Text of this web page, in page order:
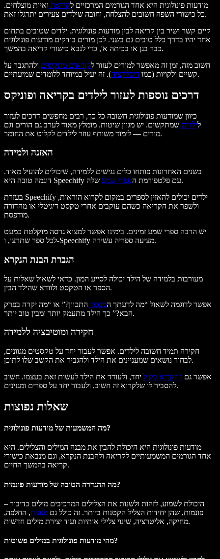
מודעות פונולוגית היא אחד הגורמים המרכזיים לקריאה ואיות מוצלחים.
כל כישורי השפה חשובים להצלחה, וחובה שילדים צעירים יתרגלו זאת.
קיים קשר ישיר בין קריאה לבין מודעות פונולוגית. ילדים שטובים בתחום
אחד יהיו בדרך כלל טובים גם בשני. לכן מורים בודקים מודעות פונולוגית
כבר בגן או בכיתה א', כדי לנבא כישורי קריאה בהמשך.
חשוב מזה, זמן זה מאפשר למורים לעזור לקוראים מתקשים ולהתגבר על
קשיים ולקויות (כמו דיסלקציה ). זה יעיל במיוחד ללומדים שמיעתיים.
דרכים נוספות לעזור לילדים בקריאה ופוניקס
כיוון שמודעות פונולוגית חשובה כל כך, רבים מחפשים דרכים לעזור
לילדים שמתקשים. יש מגוון שיטות. מומלץ מאוד לערב גם הורים וגם
מורים — לימוד משותף עוזר לילדים לקלוט את החומר.
האזנה ולמידה
בשנים האחרונות פותחו כלים נגישים ללמידה, שיכולים להועיל מאוד.
דוגמה טובה היא Speechify עם פלטפורמת הספרי שמע
שלה.
בעזרת Speechify ילדים יכולים להאזין לספרים במקום לקרוא הוראות,
ולשפר את הקריאה כשהם עוקבים אחרי טקסט דיגיטלי או מהדורה
מודפסת.
יש הרבה ספרי שמע זמינים. בימינו אפשר למצוא גרסה מוקלטת כמעט
לכל ספר שתרצו, ו-Speechify מציעה ספריה עשירה.
הגברת הבנת הנקרא
מעורבות בלמידה של הילד יכולה לסייע המון. כדאי לשאול שאלות על
הספר או הטקסט ולוודא שהילד הבין.
אפשר לדוגמה לשאול “מה לדעתך המספר התכוון?” או “מה יקרה בפרק
הבא?” כך הילד מתעמק יותר ומבין טוב יותר.
חקירה ומוטיבציה ללמידה
חקירה תמיד חשובה לילדים. אפשר לעבור יחד על טקסטים מגוונים,
לבחור נושאים שמעניינים את הילד ולהגביר את הקשב שלו לתוכן.
אפשר גם להקריא בקול יחד, ולעודד את הילד לעשות זאת בעצמו. חשוב
להסביר לו שלקרוא זה חשוב, ולעבור יחד על ספרים ומגזינים.
שאלות נפוצות
מה המשמעות של מודעות פונולוגית?
מודעות פונולוגית היא היכולת להבין את מבנה המילים והצלילים. היא
אחד הגורמים המשמעותיים לקריאה ולהבנת הנקרא, וגם מנבאת כישורי
קריאה בהמשך החיים.
מה ההגדרה הטובה של מודעות פונמית?
היכולת לשמוע, לזהות ולשנות את הצלילים המרכיבים מילים בדיבור –
פונמות, שהן יחידות הצליל הקטנות ביותר. זה כולל גם פענוח, החלפה,
מחיקה, אליטרציה, שינוי צלילי אותיות ועוד יצירת מילים חדשות.
מהי מודעות פונולוגית במילים פשוטות?